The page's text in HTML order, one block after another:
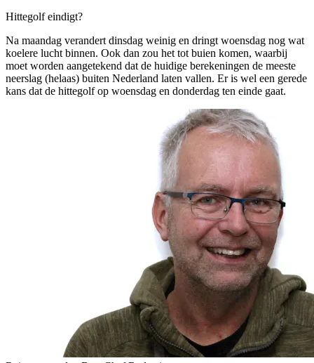
Hittegolf eindigt?
Na maandag verandert dinsdag weinig en dringt woensdag nog wat
koelere lucht binnen. Ook dan zou het tot buien komen, waarbij
moet worden aangetekend dat de huidige berekeningen de meeste
neerslag (helaas) buiten Nederland laten vallen. Er is wel een gerede
kans dat de hittegolf op woensdag en donderdag ten einde gaat.